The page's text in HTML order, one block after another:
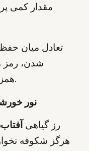
مقدار کمی
تعادل میان
شدن، رمز
همزمان به آب و اکسیژن نیاز دارند.
نور
رز گیاهی
هرگز شکوفه